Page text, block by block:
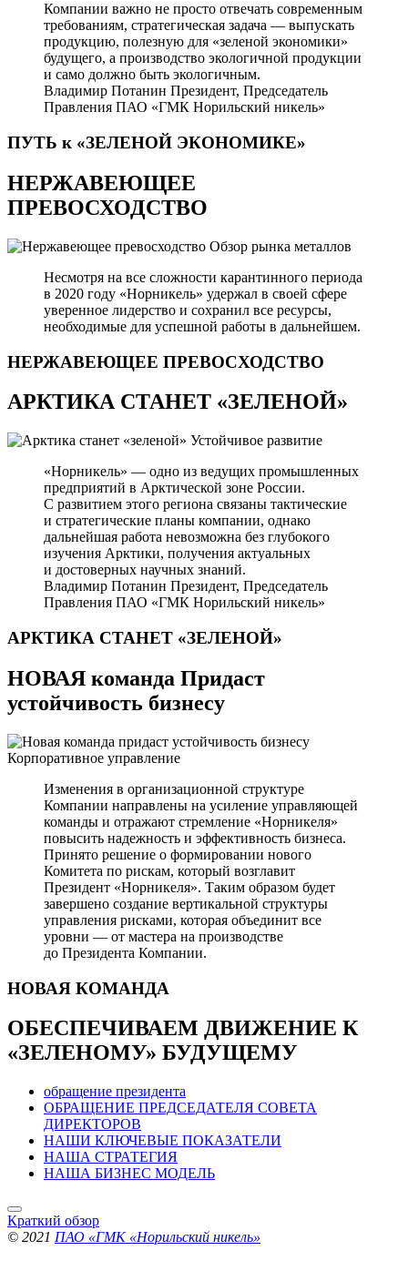
Компании важно не просто отвечать современным
требованиям, стратегическая задача — выпускать
продукцию, полезную для «зеленой экономики»
будущего, а производство экологичной продукции
и само должно быть экологичным.
Владимир Потанин Президент, Председатель
Правления ПАО «ГМК Норильский никель»
ПУТЬ к «ЗЕЛЕНОЙ ЭКОНОМИКЕ»
НЕРЖАВЕЮЩЕЕ
ПРЕВОСХОДСТВО
Обзор рынка металлов
Несмотря на все сложности карантинного периода
в 2020 году «Норникель» удержал в своей сфере
уверенное лидерство и сохранил все ресурсы,
необходимые для успешной работы в дальнейшем.
НЕРЖАВЕЮЩЕЕ ПРЕВОСХОДСТВО
АРКТИКА СТАНЕТ «ЗЕЛЕНОЙ»
Устойчивое развитие
«Норникель» — одно из ведущих промышленных
предприятий в Арктической зоне России.
С развитием этого региона связаны тактические
и стратегические планы компании, однако
дальнейшая работа невозможна без глубокого
изучения Арктики, получения актуальных
и достоверных научных знаний.
Владимир Потанин Президент, Председатель
Правления ПАО «ГМК Норильский никель»
АРКТИКА СТАНЕТ «ЗЕЛЕНОЙ»
НОВАЯ команда Придаст
устойчивость бизнесу
Корпоративное управление
Изменения в организационной структуре
Компании направлены на усиление управляющей
команды и отражают стремление «Норникеля»
повысить надежность и эффективность бизнеса.
Принято решение о формировании нового
Комитета по рискам, который возглавит
Президент «Норникеля». Таким образом будет
завершено создание вертикальной структуры
управления рисками, которая объединит все
уровни — от мастера на производстве
до Президента Компании.
НОВАЯ КОМАНДА
ОБЕСПЕЧИВАЕМ ДВИЖЕНИЕ К
«ЗЕЛЕНОМУ» БУДУЩЕМУ
обращение президента
ОБРАЩЕНИЕ ПРЕДСЕДАТЕЛЯ СОВЕТА
ДИРЕКТОРОВ
НАШИ КЛЮЧЕВЫЕ ПОКАЗАТЕЛИ
НАША СТРАТЕГИЯ
НАША БИЗНЕС МОДЕЛЬ
Краткий обзор
© 2021 ПАО «ГМК «Норильский никель»